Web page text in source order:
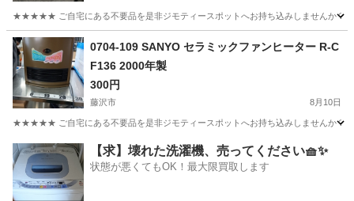
★★★★★ ご自宅にある不要品を是非ジモティースポットへお持ち込みしませんか？
神奈川 藤沢市 C80
0704-109 SANYO セラミックファンヒーター R-C
F136 2000年製
300円
藤沢市 8月10日
★★★★★ ご自宅にある不要品を是非ジモティースポットへお持ち込みしませんか？
神奈川 藤沢市 季節、空調家電 2000年製
【求】壊れた洗濯機、売ってください🧺✨
状態が悪くてもOK！最大限買取します